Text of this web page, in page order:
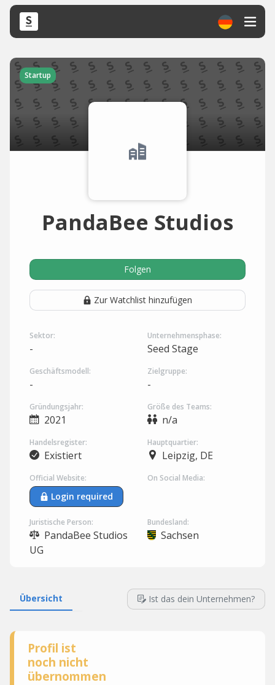
Startup
PandaBee Studios
Folgen
Zur Watchlist hinzufügen
Sektor:
-
Unternehmensphase:
Seed Stage
Geschäftsmodell:
-
Zielgruppe:
-
Gründungsjahr:
2021
Größe des Teams:
n/a
Handelsregister:
Existiert
Hauptquartier:
Leipzig, DE
Official Website:
Login required
On Social Media:
Juristische Person:
PandaBee Studios
UG
Bundesland:
Sachsen
Übersicht Ist das dein Unternehmen?
Profil ist
noch nicht
übernommen